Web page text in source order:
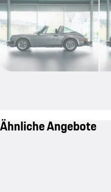
Ähnliche Angebote